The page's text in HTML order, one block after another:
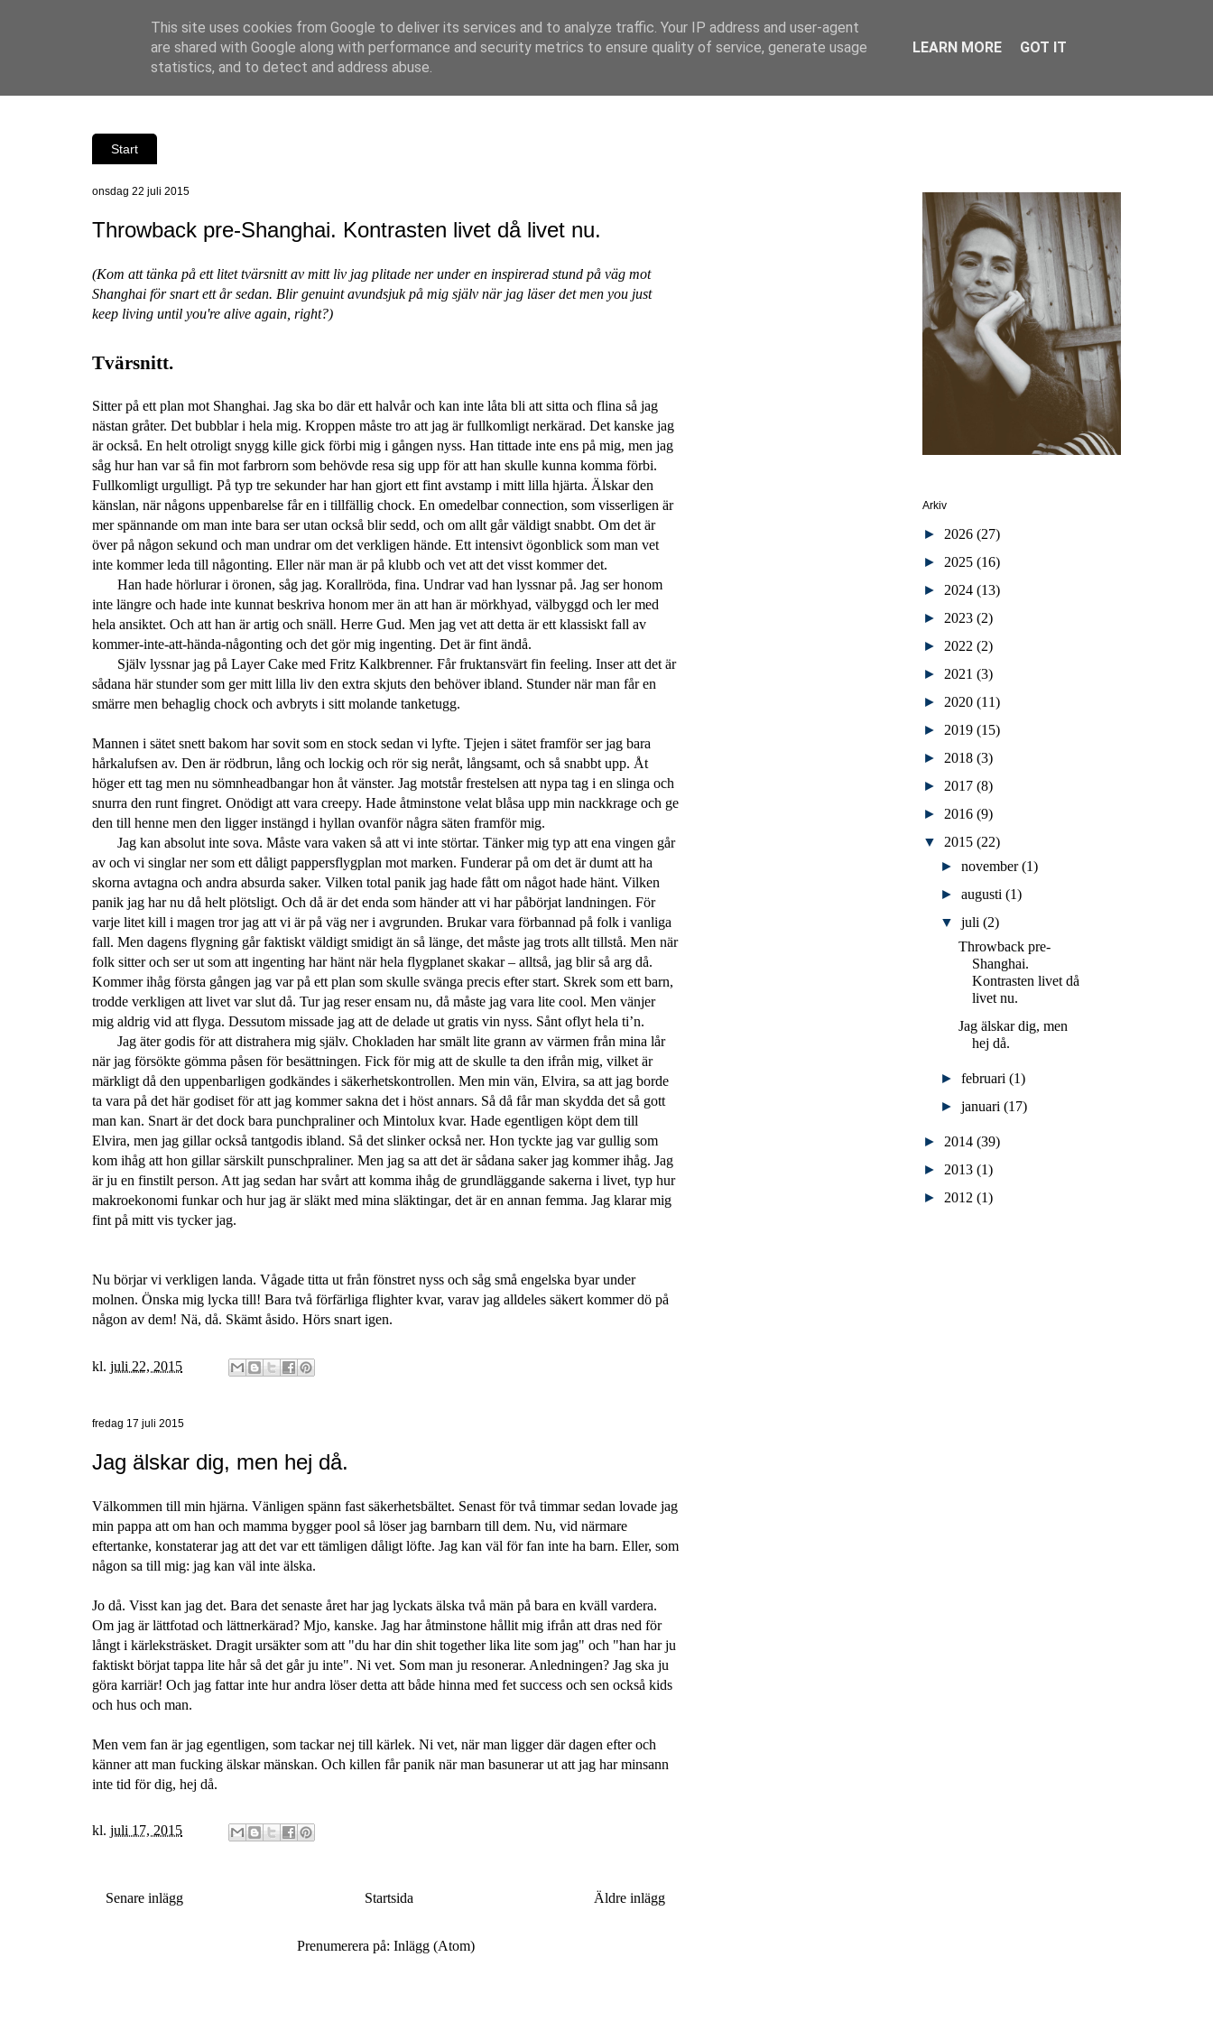
Start
onsdag 22 juli 2015
Throwback pre-Shanghai. Kontrasten livet då livet nu.
(Kom att tänka på ett litet tvärsnitt av mitt liv jag plitade ner under en inspirerad stund på väg mot
Shanghai för snart ett år sedan. Blir genuint avundsjuk på mig själv när jag läser det men you just
keep living until you're alive again, right?)
Tvärsnitt.
Sitter på ett plan mot Shanghai. Jag ska bo där ett halvår och kan inte låta bli att sitta och flina så jag
nästan gråter. Det bubblar i hela mig. Kroppen måste tro att jag är fullkomligt nerkärad. Det kanske jag
är också. En helt otroligt snygg kille gick förbi mig i gången nyss. Han tittade inte ens på mig, men jag
såg hur han var så fin mot farbrorn som behövde resa sig upp för att han skulle kunna komma förbi.
Fullkomligt urgulligt. På typ tre sekunder har han gjort ett fint avstamp i mitt lilla hjärta. Älskar den
känslan, när någons uppenbarelse får en i tillfällig chock. En omedelbar connection, som visserligen är
mer spännande om man inte bara ser utan också blir sedd, och om allt går väldigt snabbt. Om det är
över på någon sekund och man undrar om det verkligen hände. Ett intensivt ögonblick som man vet
inte kommer leda till någonting. Eller när man är på klubb och vet att det visst kommer det.
Han hade hörlurar i öronen, såg jag. Korallröda, fina. Undrar vad han lyssnar på. Jag ser honom
inte längre och hade inte kunnat beskriva honom mer än att han är mörkhyad, välbyggd och ler med
hela ansiktet. Och att han är artig och snäll. Herre Gud. Men jag vet att detta är ett klassiskt fall av
kommer-inte-att-hända-någonting och det gör mig ingenting. Det är fint ändå.
Själv lyssnar jag på Layer Cake med Fritz Kalkbrenner. Får fruktansvärt fin feeling. Inser att det är
sådana här stunder som ger mitt lilla liv den extra skjuts den behöver ibland. Stunder när man får en
smärre men behaglig chock och avbryts i sitt molande tanketugg.
Mannen i sätet snett bakom har sovit som en stock sedan vi lyfte. Tjejen i sätet framför ser jag bara
hårkalufsen av. Den är rödbrun, lång och lockig och rör sig neråt, långsamt, och så snabbt upp. Åt
höger ett tag men nu sömnheadbangar hon åt vänster. Jag motstår frestelsen att nypa tag i en slinga och
snurra den runt fingret. Onödigt att vara creepy. Hade åtminstone velat blåsa upp min nackkrage och ge
den till henne men den ligger instängd i hyllan ovanför några säten framför mig.
Jag kan absolut inte sova. Måste vara vaken så att vi inte störtar. Tänker mig typ att ena vingen går
av och vi singlar ner som ett dåligt pappersflygplan mot marken. Funderar på om det är dumt att ha
skorna avtagna och andra absurda saker. Vilken total panik jag hade fått om något hade hänt. Vilken
panik jag har nu då helt plötsligt. Och då är det enda som händer att vi har påbörjat landningen. För
varje litet kill i magen tror jag att vi är på väg ner i avgrunden. Brukar vara förbannad på folk i vanliga
fall. Men dagens flygning går faktiskt väldigt smidigt än så länge, det måste jag trots allt tillstå. Men när
folk sitter och ser ut som att ingenting har hänt när hela flygplanet skakar – alltså, jag blir så arg då.
Kommer ihåg första gången jag var på ett plan som skulle svänga precis efter start. Skrek som ett barn,
trodde verkligen att livet var slut då. Tur jag reser ensam nu, då måste jag vara lite cool. Men vänjer
mig aldrig vid att flyga. Dessutom missade jag att de delade ut gratis vin nyss. Sånt oflyt hela ti’n.
Jag äter godis för att distrahera mig själv. Chokladen har smält lite grann av värmen från mina lår
när jag försökte gömma påsen för besättningen. Fick för mig att de skulle ta den ifrån mig, vilket är
märkligt då den uppenbarligen godkändes i säkerhetskontrollen. Men min vän, Elvira, sa att jag borde
ta vara på det här godiset för att jag kommer sakna det i höst annars. Så då får man skydda det så gott
man kan. Snart är det dock bara punchpraliner och Mintolux kvar. Hade egentligen köpt dem till
Elvira, men jag gillar också tantgodis ibland. Så det slinker också ner. Hon tyckte jag var gullig som
kom ihåg att hon gillar särskilt punschpraliner. Men jag sa att det är sådana saker jag kommer ihåg. Jag
är ju en finstilt person. Att jag sedan har svårt att komma ihåg de grundläggande sakerna i livet, typ hur
makroekonomi funkar och hur jag är släkt med mina släktingar, det är en annan femma. Jag klarar mig
fint på mitt vis tycker jag.
Nu börjar vi verkligen landa. Vågade titta ut från fönstret nyss och såg små engelska byar under
molnen. Önska mig lycka till! Bara två förfärliga flighter kvar, varav jag alldeles säkert kommer dö på
någon av dem! Nä, då. Skämt åsido. Hörs snart igen.
kl. juli 22, 2015
fredag 17 juli 2015
Jag älskar dig, men hej då.
Välkommen till min hjärna. Vänligen spänn fast säkerhetsbältet. Senast för två timmar sedan lovade jag
min pappa att om han och mamma bygger pool så löser jag barnbarn till dem. Nu, vid närmare
eftertanke, konstaterar jag att det var ett tämligen dåligt löfte. Jag kan väl för fan inte ha barn. Eller, som
någon sa till mig: jag kan väl inte älska.
Jo då. Visst kan jag det. Bara det senaste året har jag lyckats älska två män på bara en kväll vardera.
Om jag är lättfotad och lättnerkärad? Mjo, kanske. Jag har åtminstone hållit mig ifrån att dras ned för
långt i kärleksträsket. Dragit ursäkter som att "du har din shit together lika lite som jag" och "han har ju
faktiskt börjat tappa lite hår så det går ju inte". Ni vet. Som man ju resonerar. Anledningen? Jag ska ju
göra karriär! Och jag fattar inte hur andra löser detta att både hinna med fet success och sen också kids
och hus och man.
Men vem fan är jag egentligen, som tackar nej till kärlek. Ni vet, när man ligger där dagen efter och
känner att man fucking älskar mänskan. Och killen får panik när man basunerar ut att jag har minsann
inte tid för dig, hej då.
kl. juli 17, 2015
Senare inlägg Äldre inlägg
Startsida
Prenumerera på: Inlägg (Atom)
Arkiv
► 2026 (27)
► 2025 (16)
► 2024 (13)
► 2023 (2)
► 2022 (2)
► 2021 (3)
► 2020 (11)
► 2019 (15)
► 2018 (3)
► 2017 (8)
► 2016 (9)
▼ 2015 (22)
►november(1)
►augusti(1)
▼juli(2)
Throwback pre-
Shanghai.
Kontrasten livet då
livet nu.
Jag älskar dig, men
hej då.
►februari(1)
►januari(17)
► 2014 (39)
► 2013 (1)
► 2012 (1)
This site uses cookies from Google to deliver its services and to analyze traffic. Your IP address and user-agent
are shared with Google along with performance and security metrics to ensure quality of service, generate usage
statistics, and to detect and address abuse.
LEARN MORE GOT IT